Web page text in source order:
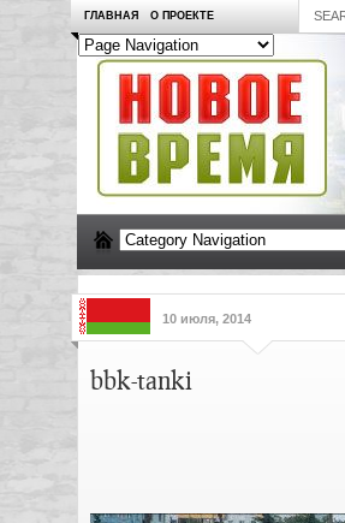
ГЛАВНАЯ О ПРОЕКТЕ
10 июля, 2014
bbk-tanki